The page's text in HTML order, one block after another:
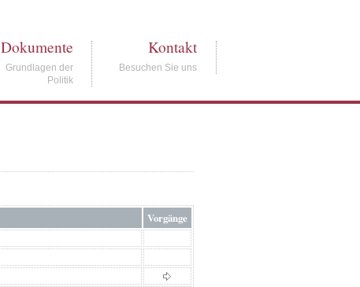
Dokumente
Grundlagen der
Politik
Kontakt
Besuchen Sie uns
Vorgänge